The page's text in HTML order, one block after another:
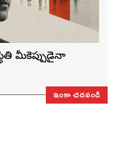
మీకెప్పుడైనా
ఇంకా చదవండి